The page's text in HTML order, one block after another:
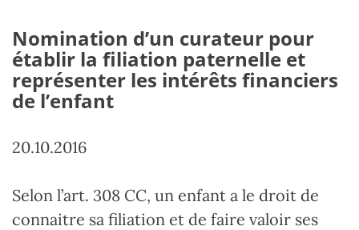
Nomination d’un curateur pour
établir la filiation paternelle et
représenter les intérêts financiers
de l’enfant
20.10.2016
Selon l’art. 308 CC, un enfant a le droit de
connaitre sa filiation et de faire valoir ses